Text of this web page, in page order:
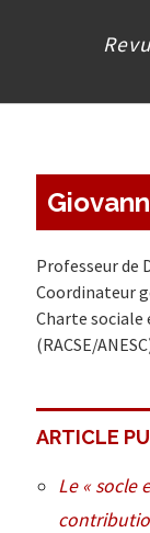
Professeur de
Coordinateur
Charte sociale
(RACSE/
ARTICLE
Le « socle